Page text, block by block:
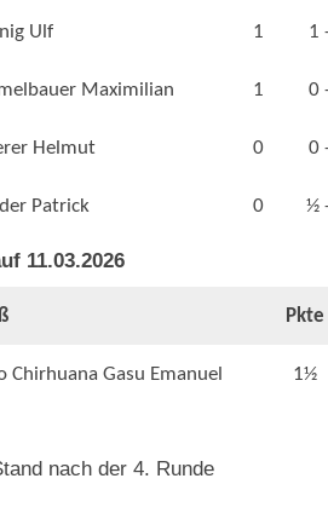
Ulf 1 1
Maximilian 1 0
Helmut 0 0
Patrick 0 ½
11.03.2026
Pkte
Chirhuana Gasu Emanuel 1½
nach der 4. Runde